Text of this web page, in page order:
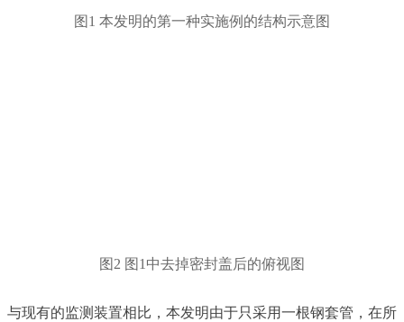
图1 本发明的第一种实施例的结构示意图
图2 图1中去掉密封盖后的俯视图
与现有的监测装置相比，本发明由于只采用一根钢套管，在所